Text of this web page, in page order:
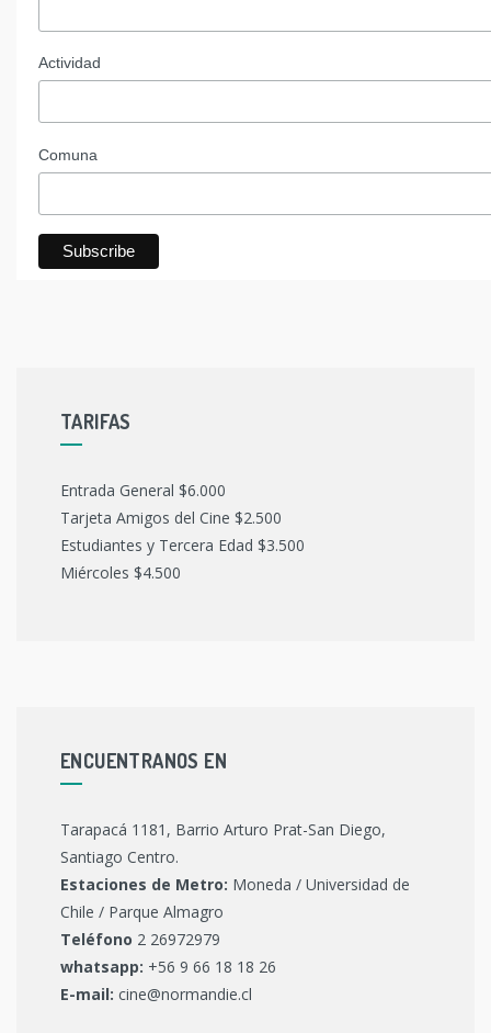
Actividad
Comuna
TARIFAS
Entrada General $6.000
Tarjeta Amigos del Cine $2.500
Estudiantes y Tercera Edad $3.500
Miércoles $4.500
ENCUENTRANOS EN
Tarapacá 1181, Barrio Arturo Prat-San Diego,
Santiago Centro.
Estaciones de Metro: Moneda / Universidad de
Chile / Parque Almagro
Teléfono 2 26972979
whatsapp: +56 9 66 18 18 26
E-mail: cine@normandie.cl